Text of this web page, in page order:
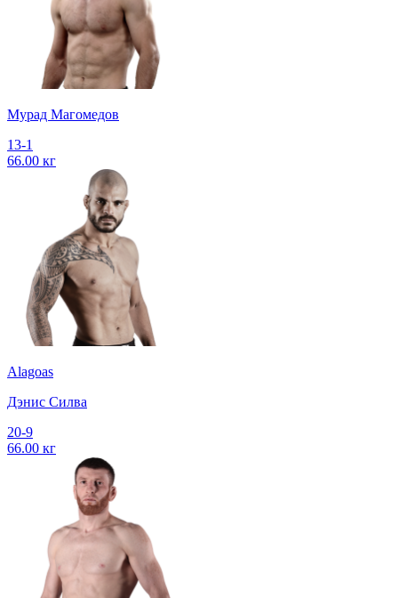
Мурад Магомедов
13-1
66.00 кг
Alagoas
Дэнис Силва
20-9
66.00 кг